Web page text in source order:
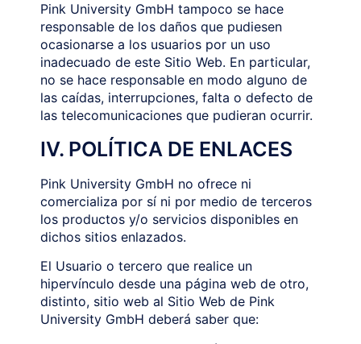
Pink University GmbH tampoco se hace
responsable de los daños que pudiesen
ocasionarse a los usuarios por un uso
inadecuado de este Sitio Web. En particular,
no se hace responsable en modo alguno de
las caídas, interrupciones, falta o defecto de
las telecomunicaciones que pudieran ocurrir.
IV. POLÍTICA DE ENLACES
Pink University GmbH no ofrece ni
comercializa por sí ni por medio de terceros
los productos y/o servicios disponibles en
dichos sitios enlazados.
El Usuario o tercero que realice un
hipervínculo desde una página web de otro,
distinto, sitio web al Sitio Web de Pink
University GmbH deberá saber que: